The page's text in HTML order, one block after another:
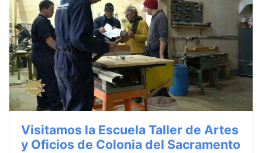
Visitamos la Escuela Taller de Artes
y Oficios de Colonia del Sacramento